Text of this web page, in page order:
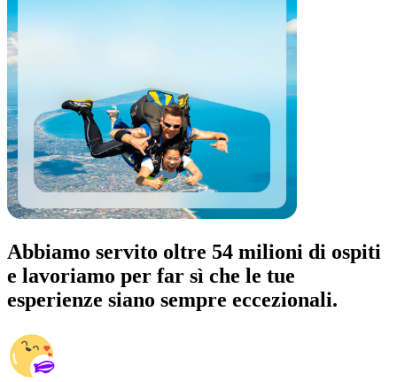
Abbiamo servito oltre 54 milioni di ospiti
e lavoriamo per far sì che le tue
esperienze siano sempre eccezionali.